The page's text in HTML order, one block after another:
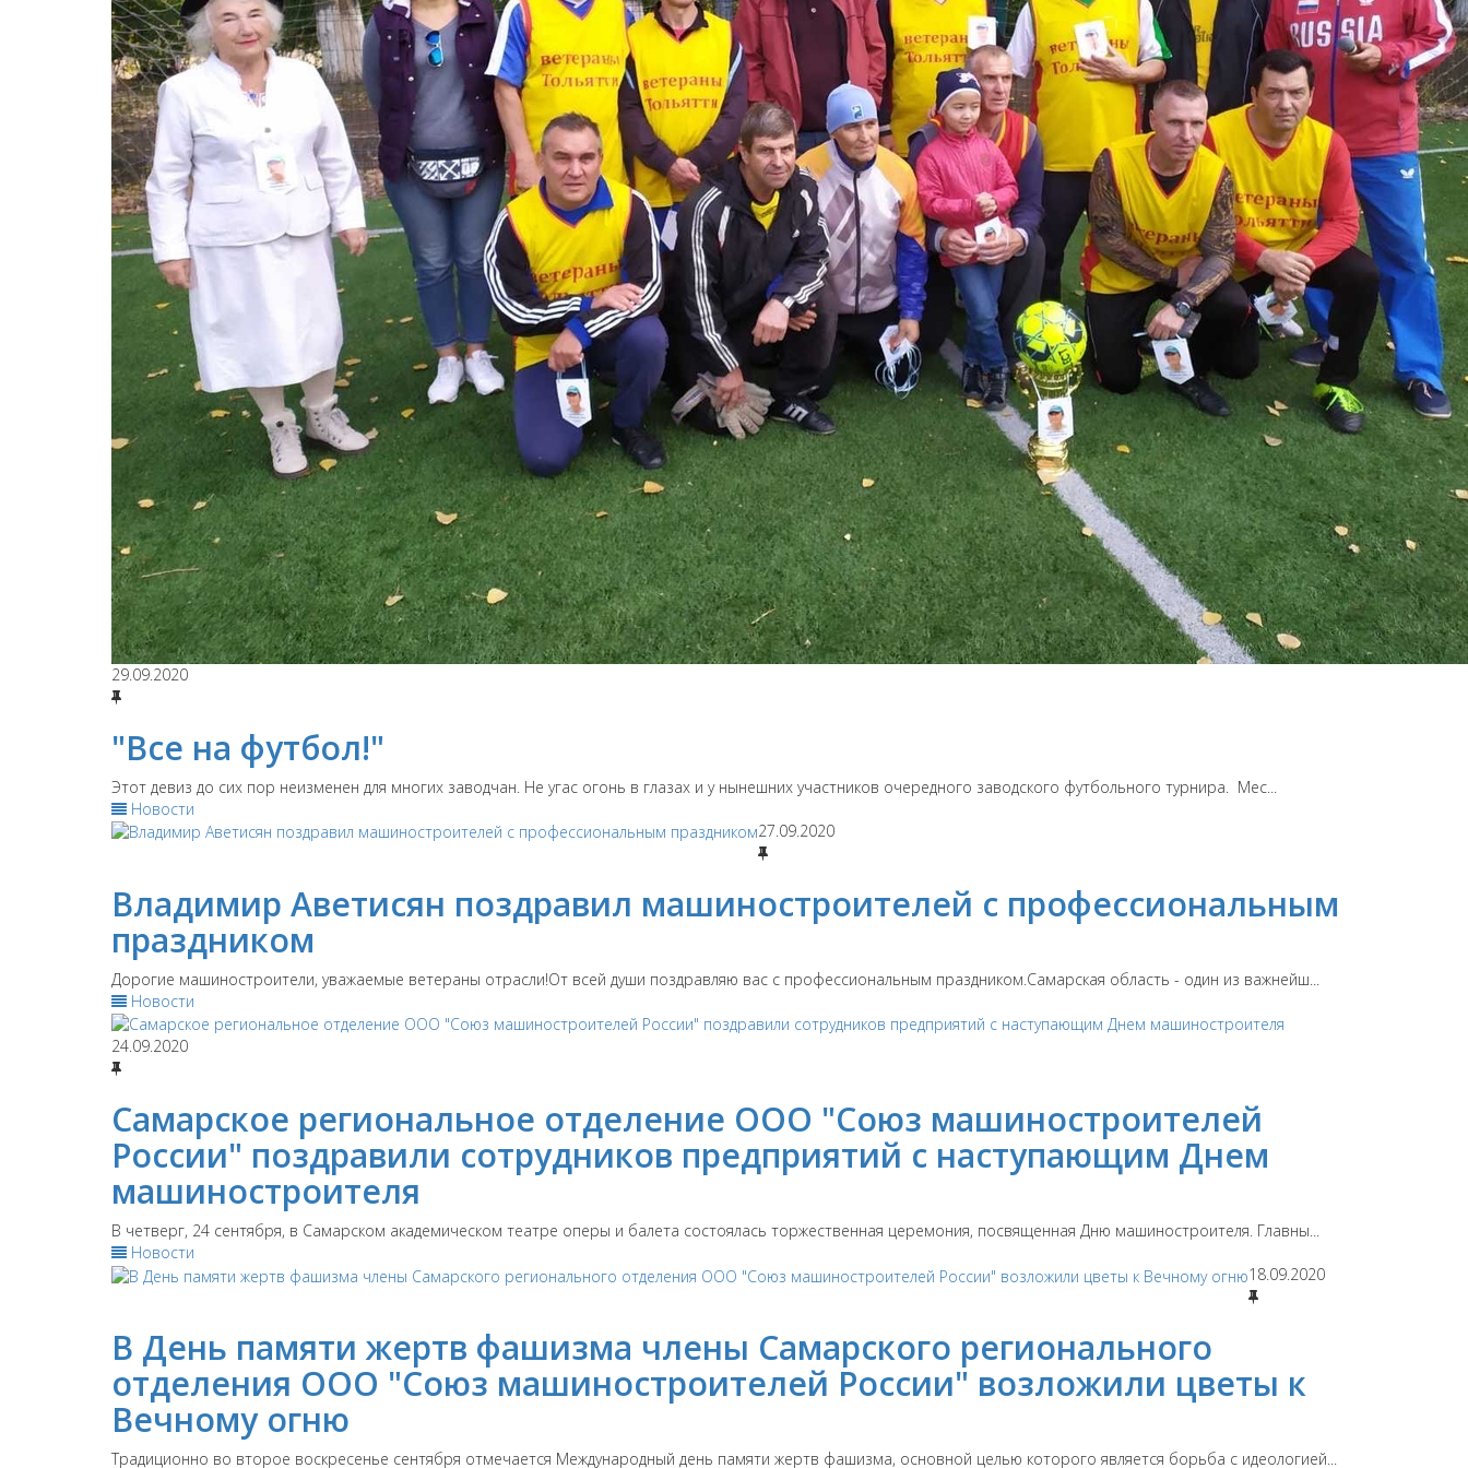
29.09.2020
"Все на футбол!"
Этот девиз до сих пор неизменен для многих заводчан. Не угас огонь в глазах и у нынешних участников очередного заводского футбольного турнира. Мес...
Новости
27.09.2020
Владимир Аветисян поздравил машиностроителей с профессиональным
праздником
Дорогие машиностроители, уважаемые ветераны отрасли!От всей души поздравляю вас с профессиональным праздником.Самарская область - один из важнейш...
Новости
24.09.2020
Самарское региональное отделение ООО "Союз машиностроителей
России" поздравили сотрудников предприятий с наступающим Днем
машиностроителя
В четверг, 24 сентября, в Самарском академическом театре оперы и балета состоялась торжественная церемония, посвященная Дню машиностроителя. Главны...
Новости
18.09.2020
В День памяти жертв фашизма члены Самарского регионального
отделения ООО "Союз машиностроителей России" возложили цветы к
Вечному огню
Традиционно во второе воскресенье сентября отмечается Международный день памяти жертв фашизма, основной целью которого является борьба с идеологией...